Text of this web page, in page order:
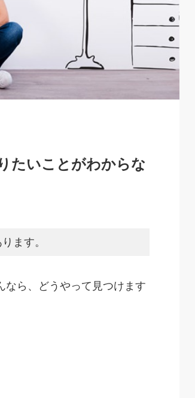
たいことがわからな
ます。
なら、どうやって見つけます